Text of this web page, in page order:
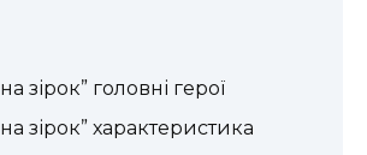
зірок” головні герої
зірок” характеристика